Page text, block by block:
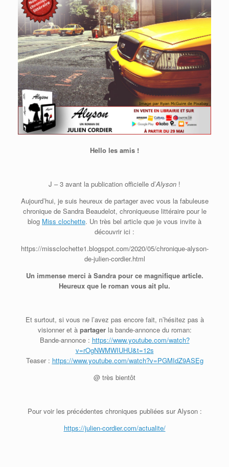
Hello les amis !
J – 3 avant la publication officielle d’Alyson !
Aujourd’hui, je suis heureux de partager avec vous la fabuleuse
chronique de Sandra Beaudelot, chroniqueuse littéraire pour le
blog Miss clochette. Un très bel article que je vous invite à
découvrir ici :
https://missclochette1.blogspot.com/2020/05/chronique-alyson-
de-julien-cordier.html
Un immense merci à Sandra pour ce magnifique article.
Heureux que le roman vous ait plu.
Et surtout, si vous ne l’avez pas encore fait, n’hésitez pas à
visionner et à partagerla bande-annonce du roman:
Bande-annonce : https://www.youtube.com/watch?
v=rOgNWMWIUHU&t=12s
Teaser : https://www.youtube.com/watch?v=PGMIdZ9ASEg
@ très bientôt
Pour voir les précédentes chroniques publiées sur Alyson :
https://julien-cordier.com/actualite/